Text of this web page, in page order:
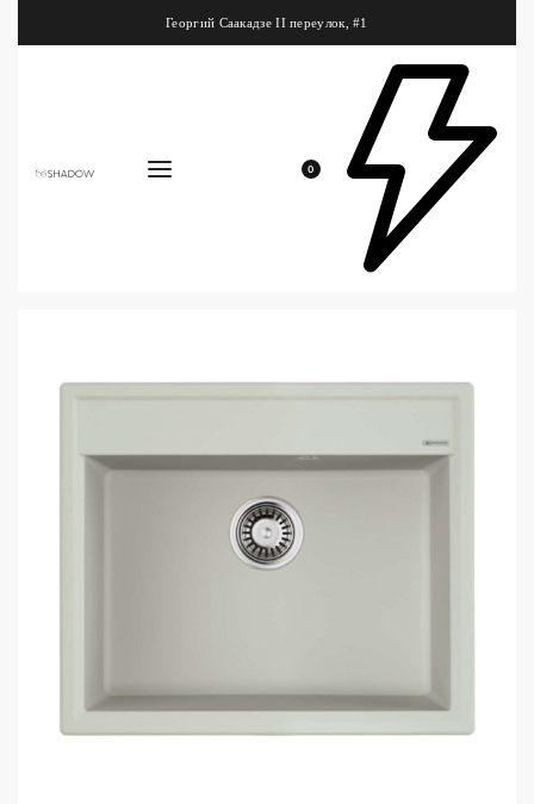
Георгий Саакадзе II переулок, #1
0